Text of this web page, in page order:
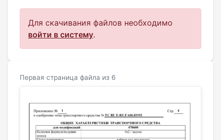
Для скачивания файлов необходимо
войти в систему.
Первая страница файла из 6